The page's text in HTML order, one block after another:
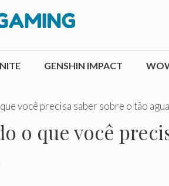
GENSHIN IMPACT
você precisa saber sobre o tão
o que você